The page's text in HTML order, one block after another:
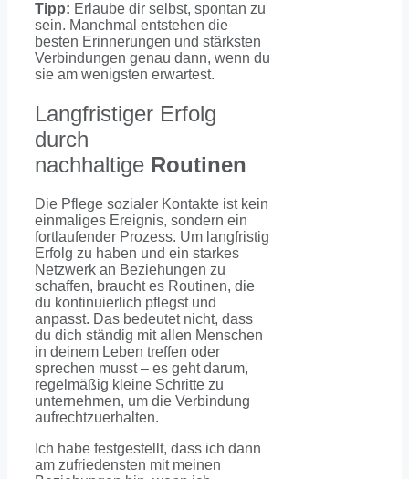
Tipp: Erlaube dir selbst, spontan zu
sein. Manchmal entstehen die
besten Erinnerungen und stärksten
Verbindungen genau dann, wenn du
sie am wenigsten erwartest.
Langfristiger Erfolg
durch
nachhaltige Routinen
Die Pflege sozialer Kontakte ist kein
einmaliges Ereignis, sondern ein
fortlaufender Prozess. Um langfristig
Erfolg zu haben und ein starkes
Netzwerk an Beziehungen zu
schaffen, braucht es Routinen, die
du kontinuierlich pflegst und
anpasst. Das bedeutet nicht, dass
du dich ständig mit allen Menschen
in deinem Leben treffen oder
sprechen musst – es geht darum,
regelmäßig kleine Schritte zu
unternehmen, um die Verbindung
aufrechtzuerhalten.
Ich habe festgestellt, dass ich dann
am zufriedensten mit meinen